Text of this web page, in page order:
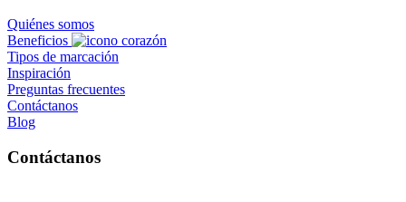
Quiénes somos
Beneficios
Tipos de marcación
Inspiración
Preguntas frecuentes
Contáctanos
Blog
Contáctanos